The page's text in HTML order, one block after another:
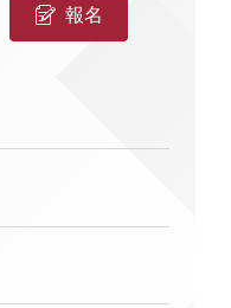
報名